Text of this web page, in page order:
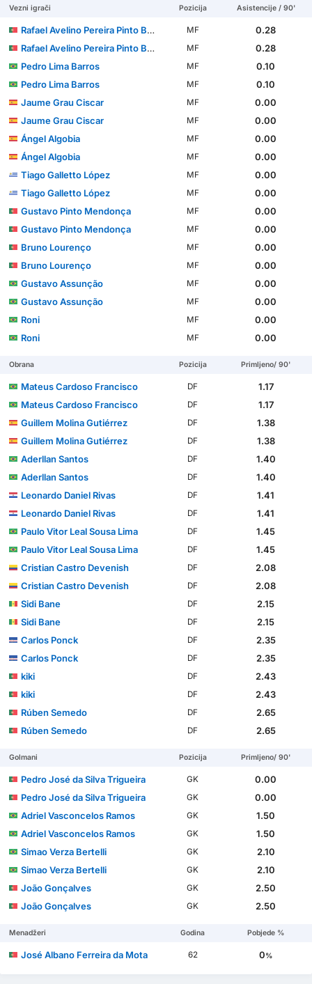
Vezni igrači Pozicija Asistencije / 90'
Rafael Avelino Pereira Pinto Barbosa MF
0.28
Rafael Avelino Pereira Pinto Barbosa
MF
0.28
Pedro Lima Barros
MF
0.10
Pedro Lima Barros
MF
0.10
Jaume Grau Ciscar
MF
0.00
Jaume Grau Ciscar
MF
0.00
Ángel Algobia
MF
0.00
Ángel Algobia
MF
0.00
Tiago Galletto López
MF
0.00
Tiago Galletto López
MF
0.00
Gustavo Pinto Mendonça
MF
0.00
Gustavo Pinto Mendonça
MF
0.00
Bruno Lourenço
MF
0.00
Bruno Lourenço
MF
0.00
Gustavo Assunção
MF
0.00
Gustavo Assunção
MF
0.00
Roni
MF
0.00
Roni
MF 0.00
Obrana Pozicija Primljeno/ 90'
Mateus Cardoso Francisco DF
1.17
Mateus Cardoso Francisco
DF
1.17
Guillem Molina Gutiérrez
DF
1.38
Guillem Molina Gutiérrez
DF
1.38
Aderllan Santos
DF
1.40
Aderllan Santos
DF
1.40
Leonardo Daniel Rivas
DF
1.41
Leonardo Daniel Rivas
DF
1.41
Paulo Vitor Leal Sousa Lima
DF
1.45
Paulo Vitor Leal Sousa Lima
DF
1.45
Cristian Castro Devenish
DF
2.08
Cristian Castro Devenish
DF
2.08
Sidi Bane
DF
2.15
Sidi Bane
DF
2.15
Carlos Ponck
DF
2.35
Carlos Ponck
DF
2.35
kiki
DF
2.43
kiki
DF
2.43
Rúben Semedo
DF
2.65
Rúben Semedo
DF 2.65
Golmani Pozicija Primljeno/ 90'
Pedro José da Silva Trigueira GK
0.00
Pedro José da Silva Trigueira
GK
0.00
Adriel Vasconcelos Ramos
GK
1.50
Adriel Vasconcelos Ramos
GK
1.50
Simao Verza Bertelli
GK
2.10
Simao Verza Bertelli
GK
2.10
João Gonçalves
GK
2.50
João Gonçalves
GK 2.50
Menadžeri Godina Pobjede %
José Albano Ferreira da Mota 62 0%